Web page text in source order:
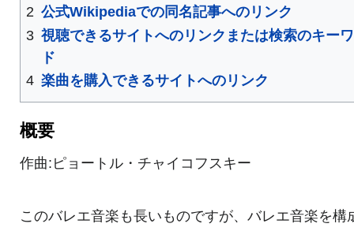
2 公式Wikipediaでの同名記事へのリンク
3 視聴できるサイトへのリンクまたは検索のキー
ド
4 楽曲を購入できるサイトへのリンク
概要
作曲:ピョートル・チャイコフスキー
このバレエ音楽も長いものですが、バレエ音楽を構